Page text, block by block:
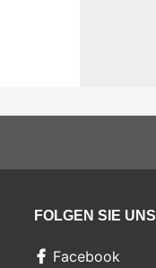
FOLGEN SIE UNS
Facebook